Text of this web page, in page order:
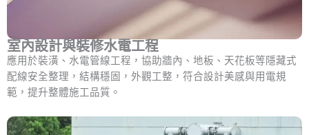
室內設計與裝修水電工程
應用於裝潢、水電管線工程，協助牆內、地板、天花板等隱藏式
配線安全整理，結構穩固，外觀工整，符合設計美感與用電規
範，提升整體施工品質。